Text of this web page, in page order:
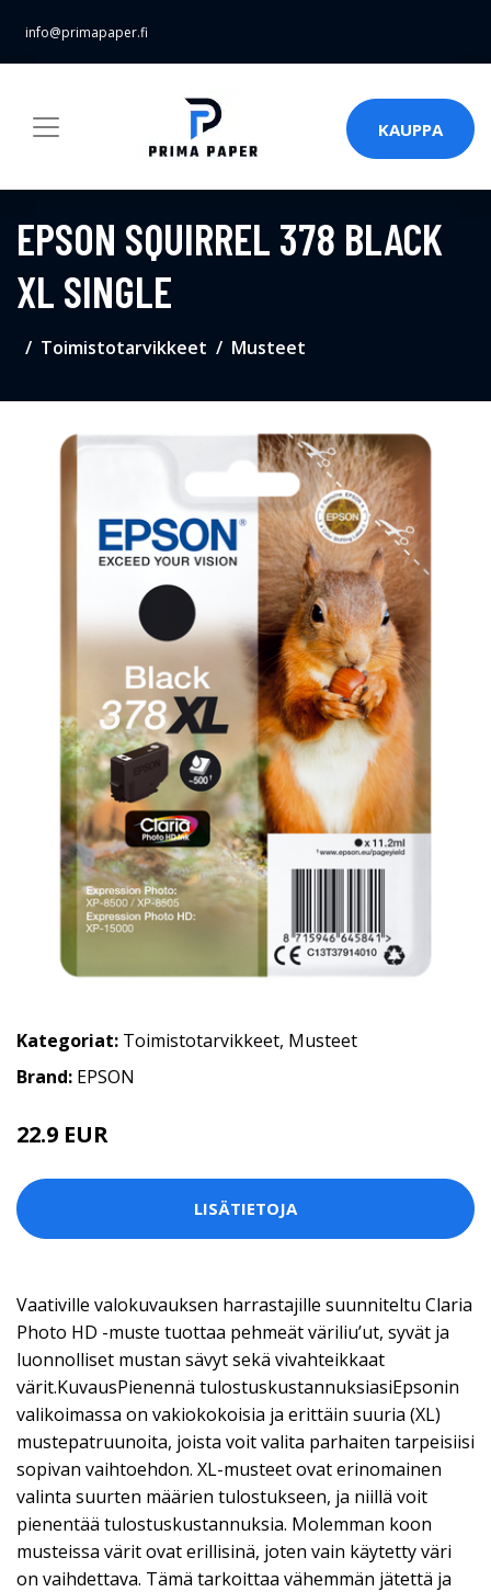
info@primapaper.fi
KAUPPA
EPSON SQUIRREL 378 BLACK
XL SINGLE
Toimistotarvikkeet Musteet
Kategoriat: Toimistotarvikkeet, Musteet
Brand: EPSON
22.9 EUR
LISÄTIETOJA
Vaativille valokuvauksen harrastajille suunniteltu Claria
Photo HD -muste tuottaa pehmeät väriliu’ut, syvät ja
luonnolliset mustan sävyt sekä vivahteikkaat
värit.KuvausPienennä tulostuskustannuksiasiEpsonin
valikoimassa on vakiokokoisia ja erittäin suuria (XL)
mustepatruunoita, joista voit valita parhaiten tarpeisiisi
sopivan vaihtoehdon. XL-musteet ovat erinomainen
valinta suurten määrien tulostukseen, ja niillä voit
pienentää tulostuskustannuksia. Molemman koon
musteissa värit ovat erillisinä, joten vain käytetty väri
on vaihdettava. Tämä tarkoittaa vähemmän jätettä ja